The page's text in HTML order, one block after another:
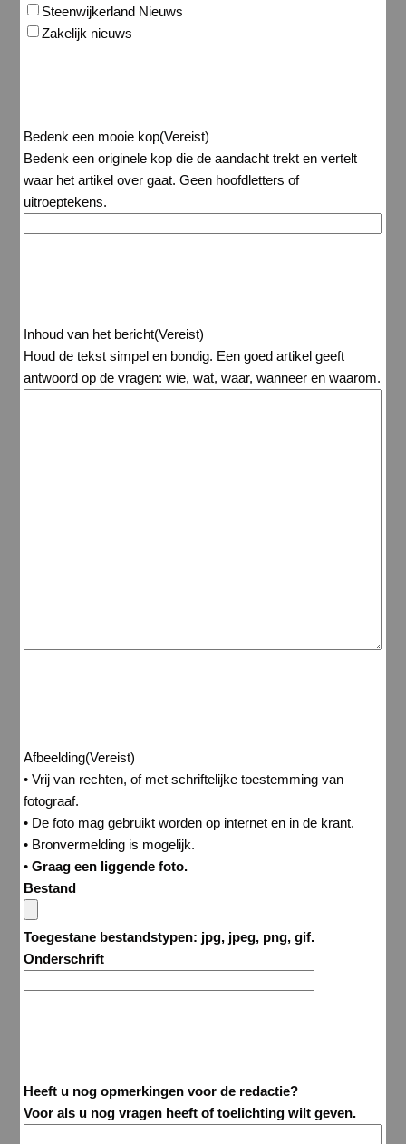
Steenwijkerland Nieuws
Zakelijk nieuws
Bedenk een mooie kop(Vereist)
Bedenk een originele kop die de aandacht trekt en vertelt
waar het artikel over gaat. Geen hoofdletters of
uitroeptekens.
Inhoud van het bericht(Vereist)
Houd de tekst simpel en bondig. Een goed artikel geeft
antwoord op de vragen: wie, wat, waar, wanneer en waarom.
Afbeelding(Vereist)
• Vrij van rechten, of met schriftelijke toestemming van
fotograaf.
• De foto mag gebruikt worden op internet en in de krant.
• Bronvermelding is mogelijk.
•Graag een liggende foto.
Bestand
Toegestane bestandstypen: jpg, jpeg, png, gif.
Onderschrift
Heeft u nog opmerkingen voor de redactie?
Voor als u nog vragen heeft of toelichting wilt geven.